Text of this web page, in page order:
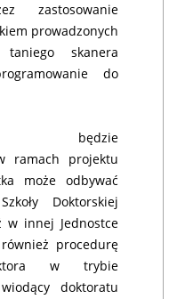
zastosowanie
prowadzonych
skanera
do
będzie
ramach projektu
może odbywać
Doktorskiej
w innej Jednostce
procedurę
w trybie
doktoratu